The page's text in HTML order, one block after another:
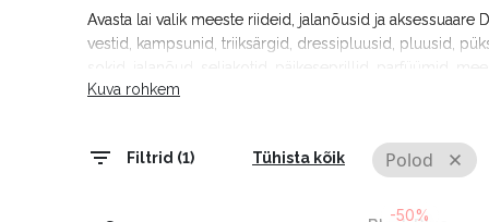
Avasta lai valik meeste riideid, jalanõusid ja
vestid, kampsunid, triiksärgid, dressipluusid, pluusid,
moebrändidelt nagu Guess, Tommy Hilfiger, Calvin
Kuva rohkem
Filtrid (1) Tühista kõik Polod
-50%